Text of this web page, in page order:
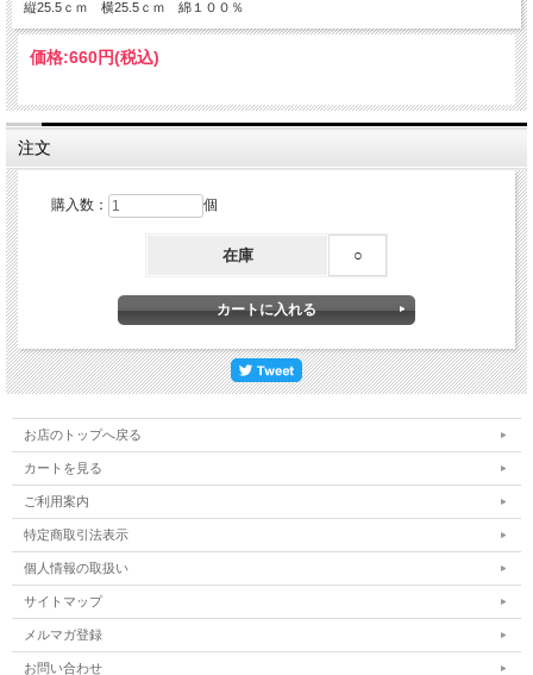
縦25.5ｃｍ 横25.5ｃｍ 綿１００％
価格:660円(税込)
注文
購入数： 個
在庫 ○
お店のトップへ戻る
カートを見る
ご利用案内
特定商取引法表示
個人情報の取扱い
サイトマップ
メルマガ登録
お問い合わせ